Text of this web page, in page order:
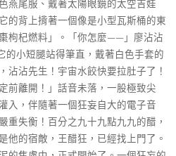
燕尾服、戴著太陽眼鏡的太空吉娃
的背上揹著一個像是小型瓦斯桶的東
枸杞燃料」。「你怎麼——」廖沾沾
的小短腿站得筆直，戴著白色手套的
沾沾先生！宇宙水餃快要拉肚子了！
前離開！」話音未落，一股極致尖
入，伴隨著一個狂妄自大的電子音
重失衡！百分之九十九點九九的醋，
他的宿敵，王醋狂，已經找上門了。